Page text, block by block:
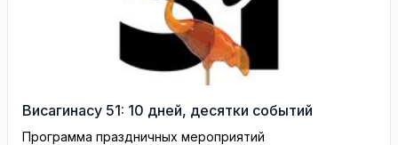
Висагинасу 51: 10 дней, десятки событий
Программа праздничных мероприятий